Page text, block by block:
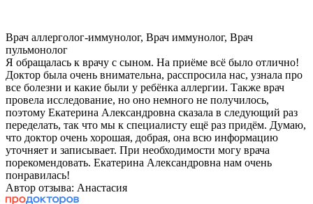
Врач аллерголог-иммунолог, Врач иммунолог, Врач
пульмонолог
Я обращалась к врачу с сыном. На приёме всё было отлично!
Доктор была очень внимательна, расспросила нас, узнала про
все болезни и какие были у ребёнка аллергии. Также врач
провела исследование, но оно немного не получилось,
поэтому Екатерина Александровна сказала в следующий раз
переделать, так что мы к специалисту ещё раз придём. Думаю,
что доктор очень хорошая, добрая, она всю информацию
уточняет и записывает. При необходимости могу врача
порекомендовать. Екатерина Александровна нам очень
понравилась!
Автор отзыва: Анастасия